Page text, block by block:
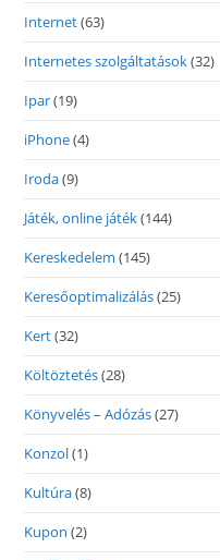
Internet(63)
Internetes szolgáltatások(32)
Ipar(19)
iPhone(4)
Iroda(9)
Játék, online játék(144)
Kereskedelem (145)
Keresőoptimalizálás(25)
Kert(32)
Költöztetés(28)
Könyvelés – Adózás(27)
Konzol(1)
Kultúra(8)
Kupon (2)